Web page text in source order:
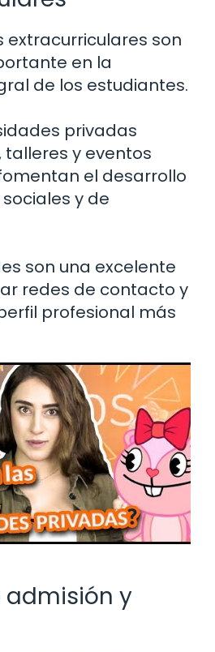
extracurriculares son
en la
de los estudiantes.
privadas
talleres y eventos
el desarrollo
y de
son una excelente
redes de contacto y
profesional más
admisión y